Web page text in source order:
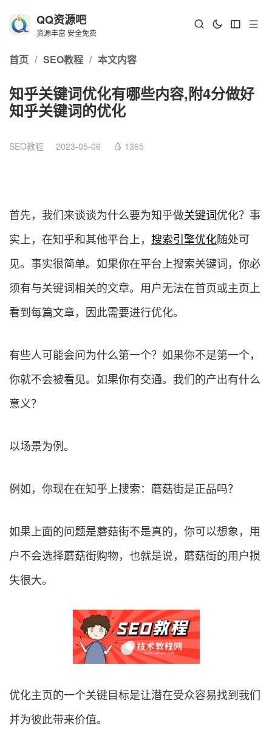
QQ资源吧
资源丰富 安全免费
首页 / SEO教程 / 本文内容
知乎关键词优化有哪些内容,附4分做好
知乎关键词的优化
SEO教程 2023-05-06 1365
首先，我们来谈谈为什么要为知乎做关键词优化？事
实上，在知乎和其他平台上， 搜索引擎优化随处可
见。事实很简单。如果你在平台上搜索关键词，你必
须有与关键词相关的文章。用户无法在首页或主页上
看到每篇文章，因此需要进行优化。
有些人可能会问为什么第一个？如果你不是第一个，
你就不会被看见。如果你有交通。我们的产出有什么
意义？
以场景为例。
例如，你现在在知乎上搜索：蘑菇街是正品吗？
如果上面的问题是蘑菇街不是真的，你可以想象，用
户不会选择蘑菇街购物，也就是说，蘑菇街的用户损
失很大。
优化主页的一个关键目标是让潜在受众容易找到我们
并为彼此带来价值。